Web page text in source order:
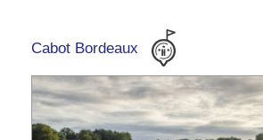
Cabot Bordeaux